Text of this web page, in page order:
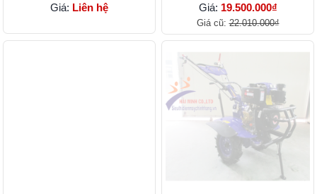
Giá: Liên hệ Giá: 19.500.000₫
Giá cũ:22.010.000₫